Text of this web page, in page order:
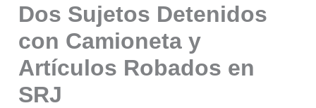
Dos Sujetos Detenidos
con Camioneta y
Artículos Robados en
SRJ